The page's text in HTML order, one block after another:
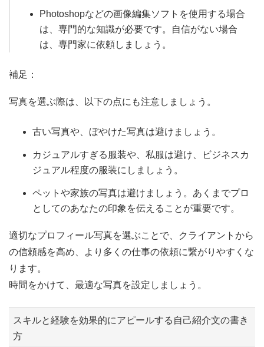
Photoshopなどの画像編集ソフトを使用する場合
は、専門的な知識が必要です。自信がない場合
は、専門家に依頼しましょう。
補足：
写真を選ぶ際は、以下の点にも注意しましょう。
古い写真や、ぼやけた写真は避けましょう。
カジュアルすぎる服装や、私服は避け、ビジネスカ
ジュアル程度の服装にしましょう。
ペットや家族の写真は避けましょう。あくまでプロ
としてのあなたの印象を伝えることが重要です。
適切なプロフィール写真を選ぶことで、クライアントから
の信頼感を高め、より多くの仕事の依頼に繋がりやすくな
ります。
時間をかけて、最適な写真を設定しましょう。
スキルと経験を効果的にアピールする自己紹介文の書き
方